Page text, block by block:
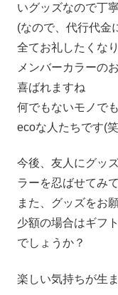
いグッズなので丁
(なので、代行代金
全てお礼したくな
メンバーカラーの
喜ばれますね
何でもないモノで
ecoな人たちです(
今後、友人にグッ
ラーを忍ばせてみ
また、グッズをお
少額の場合はギフ
でしょうか？
楽しい気持ちが生